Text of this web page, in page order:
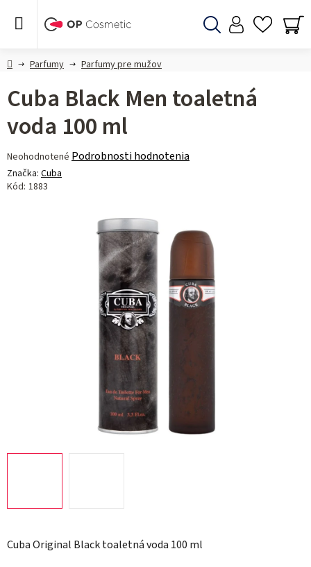
DomovParfumy Parfumy pre mužov
Cuba Original Black toaletná voda 100 ml
Cuba Black Men toaletná
voda 100 ml
Priemerné
hodnotenie
produktu
Neohodnotené Podrobnosti hodnotenia
Značka: Cuba
Kód: 1883